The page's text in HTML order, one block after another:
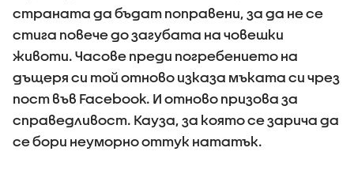
страната да бъдат поправени, за да не се
стига повече до загубата на човешки
животи. Часове преди погребението на
дъщеря си той отново изказа мъката си чрез
пост във Facebook. И отново призова за
справедливост. Кауза, за която се зарича да
се бори неуморно оттук нататък.